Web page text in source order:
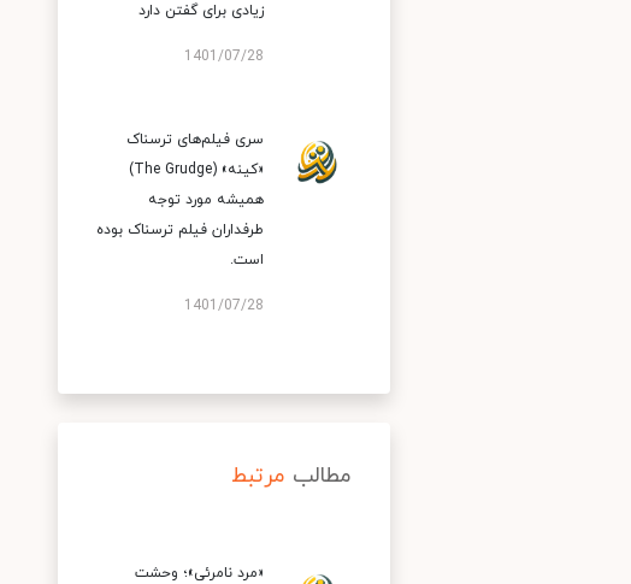
زیادی برای گفتن دارد
1401/07/28
سری فیلم‌های ترسناک
«کینه» (The Grudge)
همیشه مورد توجه
طرفداران فیلم ترسناک بوده
است.
1401/07/28
مطالب مرتبط
«مرد نامرئی»؛ وحشت